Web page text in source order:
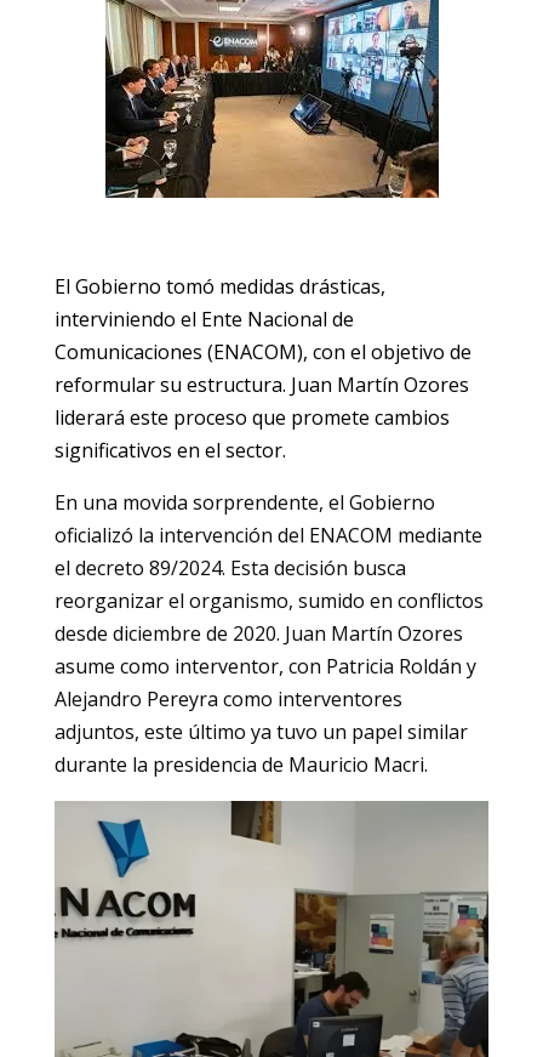
El Gobierno tomó medidas drásticas,
interviniendo el Ente Nacional de
Comunicaciones (ENACOM), con el objetivo de
reformular su estructura. Juan Martín Ozores
liderará este proceso que promete cambios
significativos en el sector.
En una movida sorprendente, el Gobierno
oficializó la intervención del ENACOM mediante
el decreto 89/2024. Esta decisión busca
reorganizar el organismo, sumido en conflictos
desde diciembre de 2020. Juan Martín Ozores
asume como interventor, con Patricia Roldán y
Alejandro Pereyra como interventores
adjuntos, este último ya tuvo un papel similar
durante la presidencia de Mauricio Macri.